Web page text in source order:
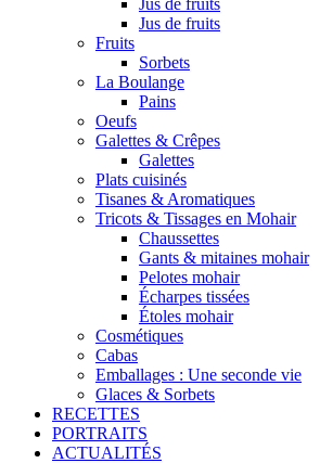
Jus de fruits
Jus de fruits
Fruits
Sorbets
La Boulange
Pains
Oeufs
Galettes & Crêpes
Galettes
Plats cuisinés
Tisanes & Aromatiques
Tricots & Tissages en Mohair
Chaussettes
Gants & mitaines mohair
Pelotes mohair
Écharpes tissées
Étoles mohair
Cosmétiques
Cabas
Emballages : Une seconde vie
Glaces & Sorbets
RECETTES
PORTRAITS
ACTUALITÉS